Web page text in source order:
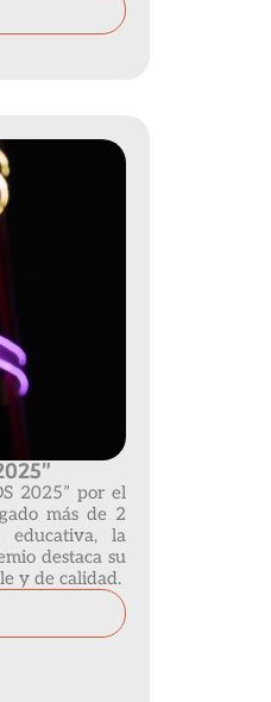
2025” por el
más de 2
educativa, la
destaca su
y de calidad.